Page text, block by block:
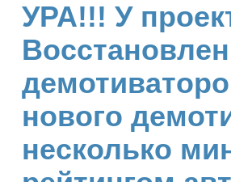
УРА!!! У
нового
несколько